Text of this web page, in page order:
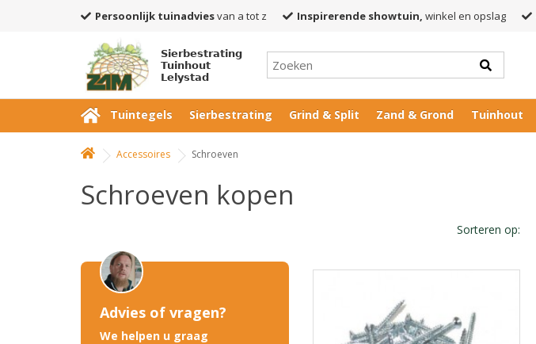
Persoonlijk tuinadviesvan a tot z Inspirerende showtuin, winkel en opslag
Sierbestrating
Tuinhout
Lelystad
Tuintegels Sierbestrating Grind & Split Zand & Grond Tuinhout
Accessoires Schroeven
Schroeven kopen
Sorteren op:
Advies of vragen?
We helpen u graag